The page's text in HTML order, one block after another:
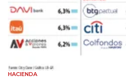
HACIENDA